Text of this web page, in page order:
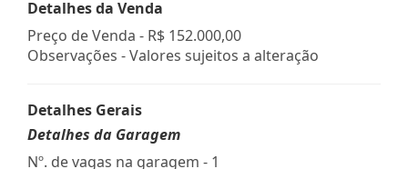
Detalhes da Venda
Preço de Venda - R$ 152.000,00
Observações - Valores sujeitos a alteração
Detalhes Gerais
Detalhes da Garagem
Nº. de vagas na garagem - 1